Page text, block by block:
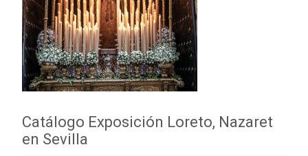
Catálogo Exposición Loreto, Nazaret
en Sevilla